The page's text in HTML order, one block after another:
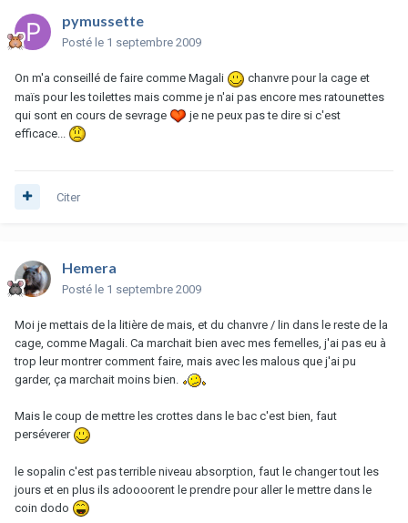
pymussette
Posté le 1 septembre 2009
On m'a conseillé de faire comme Magali
chanvre pour la cage et
maïs pour les toilettes mais comme je n'ai pas encore mes ratounettes
qui sont en cours de sevrage
je ne peux pas te dire si c'est
efficace...
Citer
Hemera
Posté le 1 septembre 2009
Moi je mettais de la litière de mais, et du chanvre / lin dans le reste de la
cage, comme Magali. Ca marchait bien avec mes femelles, j'ai pas eu à
trop leur montrer comment faire, mais avec les malous que j'ai pu
garder, ça marchait moins bien.
Mais le coup de mettre les crottes dans le bac c'est bien, faut
perséverer
le sopalin c'est pas terrible niveau absorption, faut le changer tout les
jours et en plus ils adoooorent le prendre pour aller le mettre dans le
coin dodo